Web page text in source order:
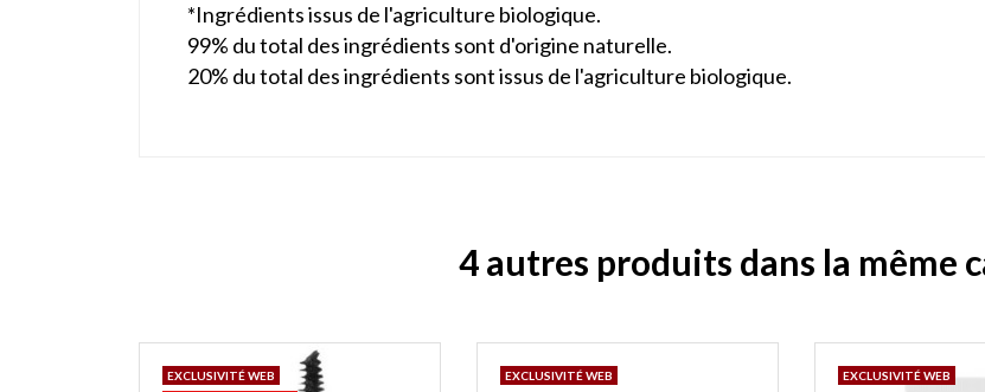
*Ingrédients issus de l'agriculture biologique.
99% du total des ingrédients sont d'origine naturelle.
20% du total des ingrédients sont issus de l'agriculture biologique.
4 autres produits dans la même
EXCLUSIVITÉ WEB
EXCLUSIVITÉ WEB EXCLUSIVITÉ WEB